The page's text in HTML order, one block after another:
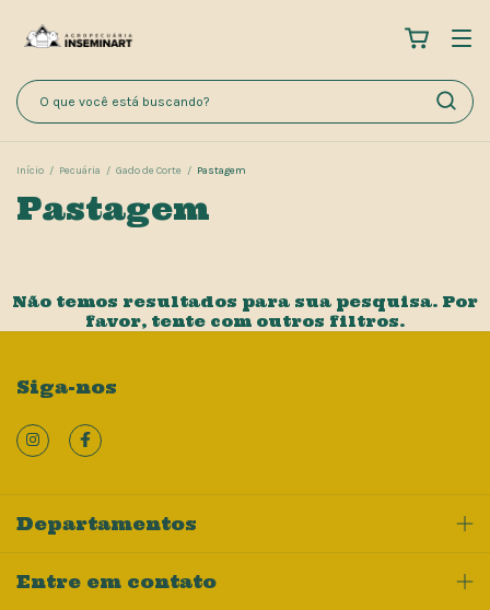
Início / Pecuária / Gado de Corte / Pastagem
Pastagem
Não temos resultados para sua pesquisa. Por
favor, tente com outros filtros.
Siga-nos
Departamentos
Entre em contato